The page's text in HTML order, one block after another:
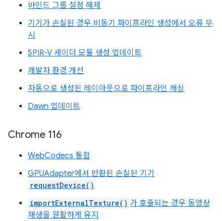
바인드 그룹 설정 해제
기기가 손실된 경우 비동기 파이프라인 생성에서 오류 무
시
SPIR-V 셰이더 모듈 생성 업데이트
개발자 환경 개선
자동으로 생성된 레이아웃으로 파이프라인 캐싱
Dawn 업데이트
Chrome 116
WebCodecs 통합
GPUAdapter에서 반환된 손실된 기기
requestDevice()
importExternalTexture() 가 호출되는 경우 동영상
재생을 원활하게 유지